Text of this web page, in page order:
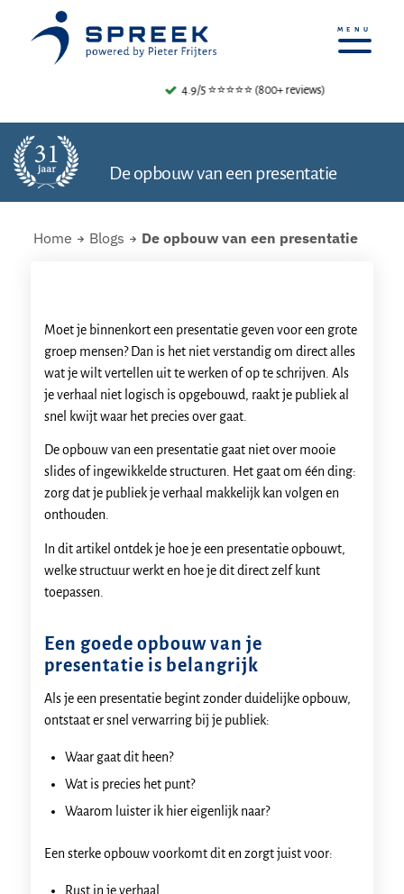
4.9/5 ⭐⭐⭐⭐⭐ (800+ reviews)
De opbouw van een presentatie
Home Blogs De opbouw van een presentatie
Moet je binnenkort een presentatie geven voor een grote
groep mensen? Dan is het niet verstandig om direct alles
wat je wilt vertellen uit te werken of op te schrijven. Als
je verhaal niet logisch is opgebouwd, raakt je publiek al
snel kwijt waar het precies over gaat.
De opbouw van een presentatie gaat niet over mooie
slides of ingewikkelde structuren. Het gaat om één ding:
zorg dat je publiek je verhaal makkelijk kan volgen en
onthouden.
In dit artikel ontdek je hoe je een presentatie opbouwt,
welke structuur werkt en hoe je dit direct zelf kunt
toepassen.
Een goede opbouw van je
presentatie is belangrijk
Als je een presentatie begint zonder duidelijke opbouw,
ontstaat er snel verwarring bij je publiek:
Waar gaat dit heen?
Wat is precies het punt?
Waarom luister ik hier eigenlijk naar?
Een sterke opbouw voorkomt dit en zorgt juist voor:
Rust in je verhaal